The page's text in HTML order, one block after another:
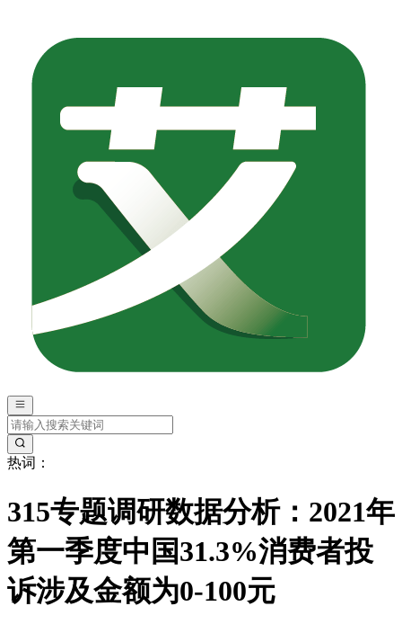
热词：
315专题调研数据分析：2021年
第一季度中国31.3%消费者投
诉涉及金额为0-100元